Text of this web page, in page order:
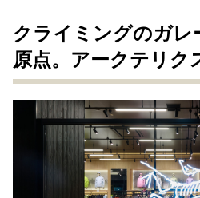
クライミングのガ
原点。アークテリク